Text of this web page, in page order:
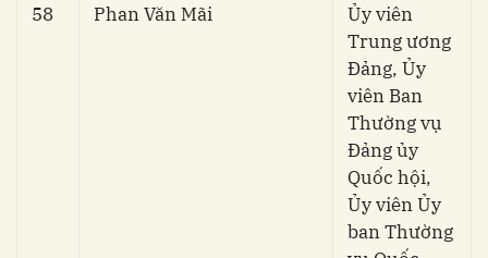
58 Phan Văn Mãi
Ủy viên
Trung ương
Đảng, Ủy
viên Ban
Thường vụ
Đảng ủy
Quốc hội,
Ủy viên Ủy
ban Thường